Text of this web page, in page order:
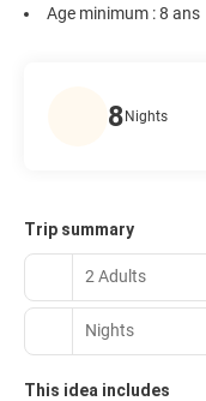
Age minimum : 8 ans
8Nights
Trip summary
2 Adults
Nights
This idea includes